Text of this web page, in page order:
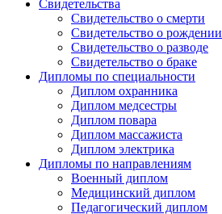
Свидетельства
Свидетельство о смерти
Свидетельство о рождении
Свидетельство о разводе
Свидетельство о браке
Дипломы по специальности
Диплом охранника
Диплом медсестры
Диплом повара
Диплом массажиста
Диплом электрика
Дипломы по направлениям
Военный диплом
Медицинский диплом
Педагогический диплом